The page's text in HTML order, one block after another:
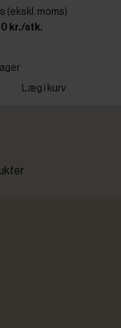
(ekskl. moms)
kr./stk.
Læg i kurv